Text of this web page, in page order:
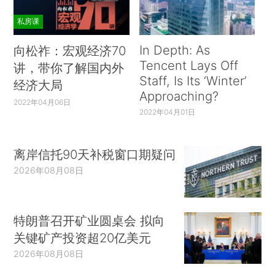
私房课
向松祚：宏观经济70
讲，带你了解国内外
经济大局
2022年04月06日
In Depth: As
Tencent Lays Off
Staff, Is Its ‘Winter’
Approaching?
2022年04月01日
离岸信托90天补税窗口期疑问
2026年08月08日
特朗普召开矿业圆桌会 拟向
关键矿产投资超20亿美元
2026年08月08日